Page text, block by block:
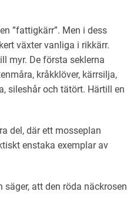
”fattigkärr”. Men i dess
växter vanliga i rikkärr.
myr. De första seklerna
kråkklöver, kärrsilja,
sileshår och tätört. Härtill en
del, där ett mosseplan
enstaka exemplar av
säger, att den röda näckrosen